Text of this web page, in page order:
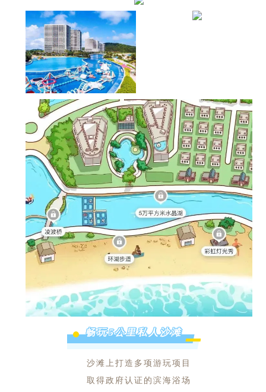
畅玩5公里私人沙滩
沙滩上打造多项游玩项目
取得政府认证的滨海浴场